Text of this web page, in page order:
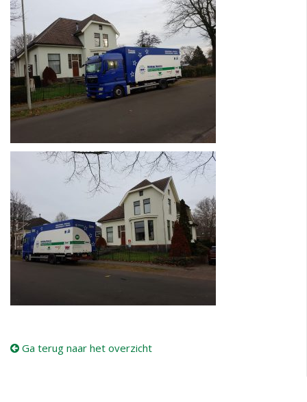
Ga terug naar het overzicht